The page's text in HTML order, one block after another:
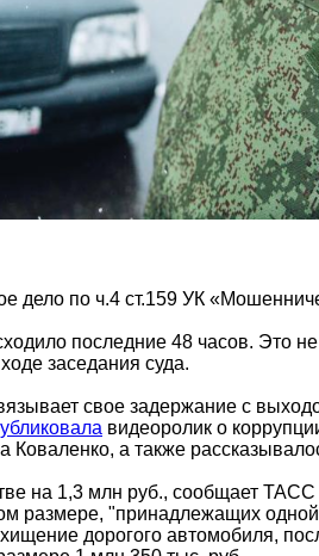
дело по ч.4 ст.159 УК
последние 48 часов. Это
заседания суда.
свое задержание с
видеоролик о
а также
на 1,3 млн руб., сообщает
размере, "принадлежащих
дорогого автомобиля,